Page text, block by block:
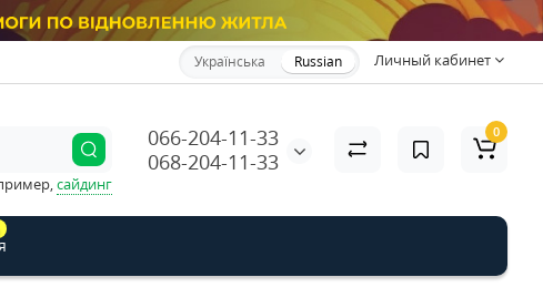
Личный кабинет
Українська Russian
066-204-11-33
068-204-11-33
сайдинг
0